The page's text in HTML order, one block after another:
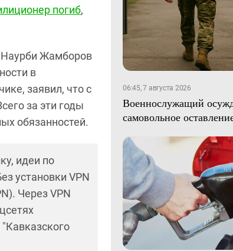
погиб,
Наурби Жамборов
в
заявил, что с
за эти годы
обязанностей.
идеи по
установки VPN
Через VPN
06:45, 7 августа 2026
Военнослужащий
самовольное